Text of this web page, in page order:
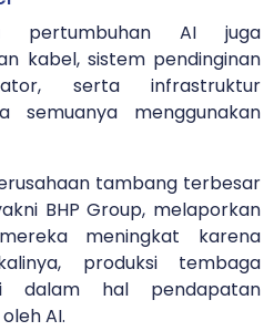
pertumbuhan AI juga
kabel, sistem pendinginan
serta infrastruktur
semuanya menggunakan
tambang terbesar
BHP Group, melaporkan
meningkat karena
produksi tembaga
dalam hal pendapatan
AI.